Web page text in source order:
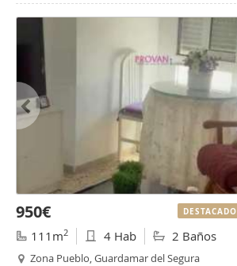
950€
111m2 4 Hab 2 Baños
Zona Pueblo, Guardamar del Segura
DESTACADO